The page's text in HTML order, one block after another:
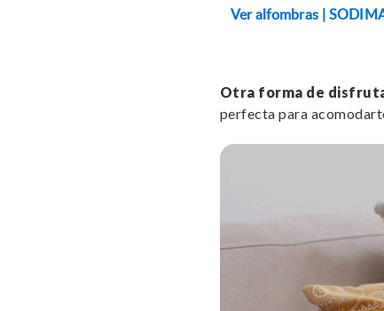
Ver alfombras |
Otra forma de
perfecta para